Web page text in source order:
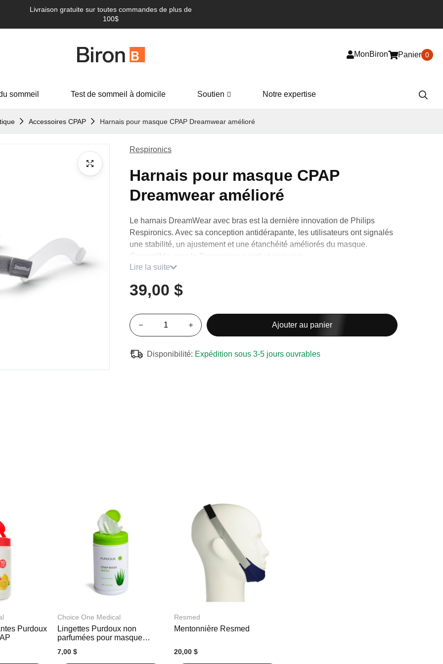
Livraison gratuite sur toutes commandes de plus de
100$
MonBiron Panier 0
sommeil Test de sommeil à domicile Soutien Notre expertise
Accessoires CPAP Harnais pour masque CPAP Dreamwear amélioré
Respironics
Harnais pour masque CPAP
Dreamwear amélioré
Le harnais DreamWear avec bras est la dernière innovation de Philips
Respironics. Avec sa conception antidérapante, les utilisateurs ont signalés
une stabilité, un ajustement et une étanchéité améliorés du masque.
Compatible avec le Dreamwear nasal et narinaire.
Confort et étanchéité
Le harnais DreamWear avec bras est conçu pour une qualité de sommeil
plus satisfaisante. 85% utilisateurs interrogés ont déclarés qu'ils étaient plus
harnais amélioré.
Lire la suite
39,00 $
Ajouter au panier
Disponibilité: Expédition sous 3-5 jours ouvrables
Purdoux
Choice One Medical
Lingettes Purdoux non
parfumées pour masque
7,00 $
Resmed
Mentonnière Resmed
20,00 $